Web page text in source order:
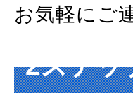
お気軽にご
2ステッ